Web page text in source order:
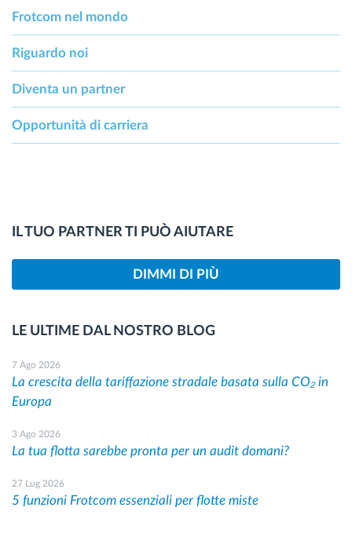
Frotcom nel mondo
Riguardo noi
Diventa un partner
Opportunità di carriera
IL TUO PARTNER TI PUÒ AIUTARE
DIMMI DI PIÙ
LE ULTIME DAL NOSTRO BLOG
7 Ago 2026
La crescita della tariffazione stradale basata sulla CO₂ in
Europa
3 Ago 2026
La tua flotta sarebbe pronta per un audit domani?
27 Lug 2026
5 funzioni Frotcom essenziali per flotte miste